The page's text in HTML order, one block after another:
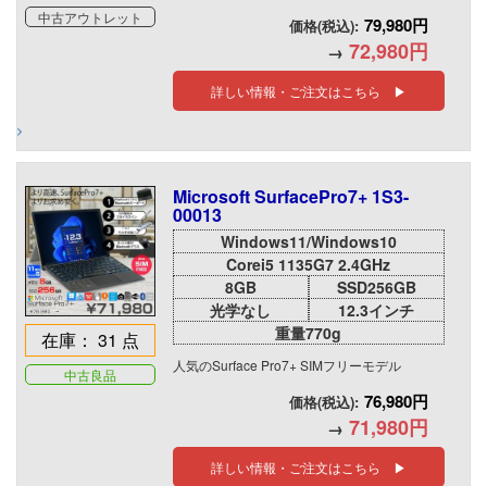
中古アウトレット 価格(税込): 79,980円
→ 72,980円
詳しい情報・ご注文はこちら ▶
在庫： 31 点
中古良品
Microsoft SurfacePro7+ 1S3-
00013
Windows11/Windows10
Corei5 1135G7 2.4GHz
8GB
SSD256GB
光学なし
12.3インチ
重量770g
人気のSurface Pro7+ SIMフリーモデル
価格(税込): 76,980円
→ 71,980円
詳しい情報・ご注文はこちら ▶